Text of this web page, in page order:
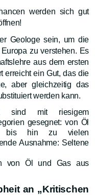
werden sich gut
Geologe sein, um die
zu verstehen. Es
aus dem ersten
erreicht ein Gut, das die
aber gleichzeitig das
werden kann.
sind mit riesigem
gesegnet: von Öl
bis hin zu vielen
Ausnahme: Seltene
von Öl und Gas aus
an „Kritischen